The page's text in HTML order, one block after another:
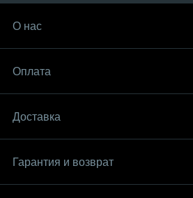
О нас
Оплата
Доставка
Гарантия и возврат